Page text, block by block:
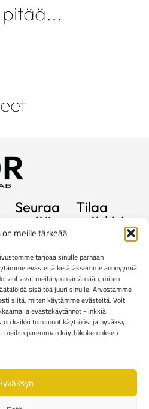
meille tärkeää
tarjoaa sinulle parhaan
evästeitä kerätäksemme anonyymiä
auttavat meitä ymmärtämään, miten
sisältöä juuri sinulle. Arvostamme
siitä, miten käytämme evästeitä. Voit
evästekäytännöt -linkkiä.
kaikki toiminnot käyttöösi ja hyväksyt
paremman käyttökokemuksen
Seuraa
meitä
Tilaa
uutiskirje